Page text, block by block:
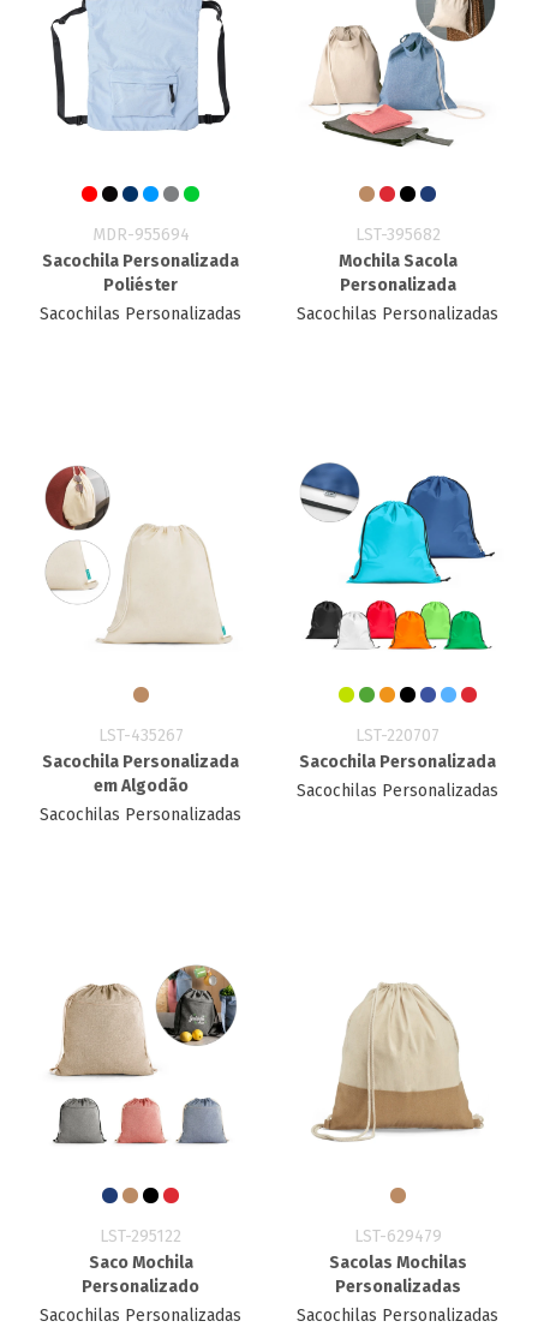
MDR-955694
Sacochila Personalizada
Poliéster
Sacochilas Personalizadas
LST-395682
Mochila Sacola
Personalizada
Sacochilas Personalizadas
LST-435267
Sacochila Personalizada
em Algodão
Sacochilas Personalizadas
LST-220707
Sacochila Personalizada
Sacochilas Personalizadas
LST-295122
Saco Mochila
Personalizado
Sacochilas Personalizadas
LST-629479
Sacolas Mochilas
Personalizadas
Sacochilas Personalizadas